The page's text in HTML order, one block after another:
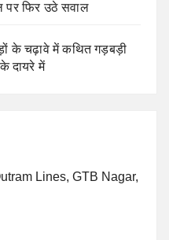
पर फिर उठे सवाल
के चढ़ावे में कथित गड़बड़ी
दायरे में
Lines, GTB Nagar,